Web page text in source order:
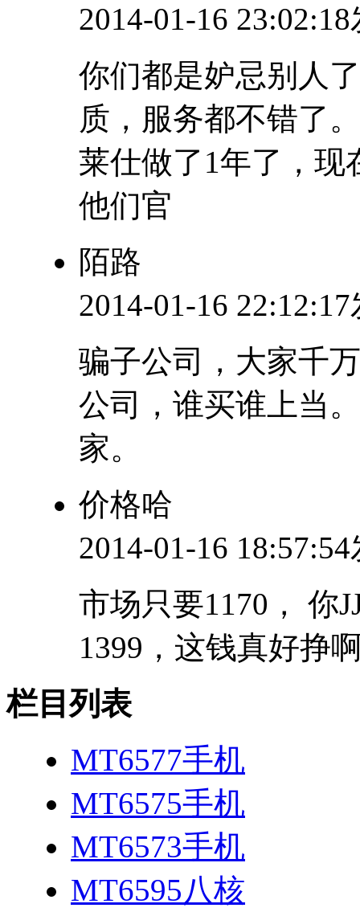
2014-01-16
你们都是妒忌别人
质，服务都不错了
莱仕做了1年了，现
他们官
陌路
2014-01-16
骗子公司，大家千
公司，谁买谁上当
家。
价格哈
2014-01-16
市场只要1170， 你
1399，这钱真好挣
栏目列表
MT6577手机
MT6575手机
MT6573手机
MT6595八核